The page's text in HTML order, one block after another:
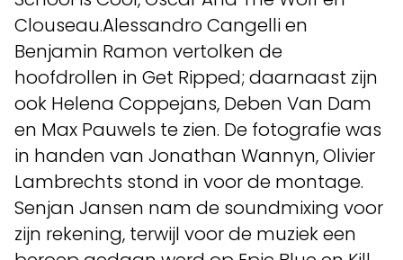
Clouseau.Alessandro Cangelli en
Benjamin Ramon vertolken de
hoofdrollen in Get Ripped; daarnaast zijn
ook Helena Coppejans, Deben Van Dam
en Max Pauwels te zien. De fotografie was
in handen van Jonathan Wannyn, Olivier
Lambrechts stond in voor de montage.
Senjan Jansen nam de soundmixing voor
zijn rekening, terwijl voor de muziek een